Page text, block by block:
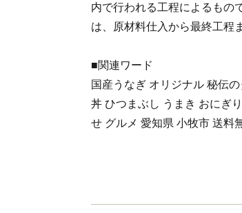
内で行われる工程によるもの
は、原材料仕入から最終工程
■関連ワード
国産うなぎ オリジナル 秘伝
丼 ひつまぶし うまき おにぎ
せ グルメ 愛知県 小牧市 送料